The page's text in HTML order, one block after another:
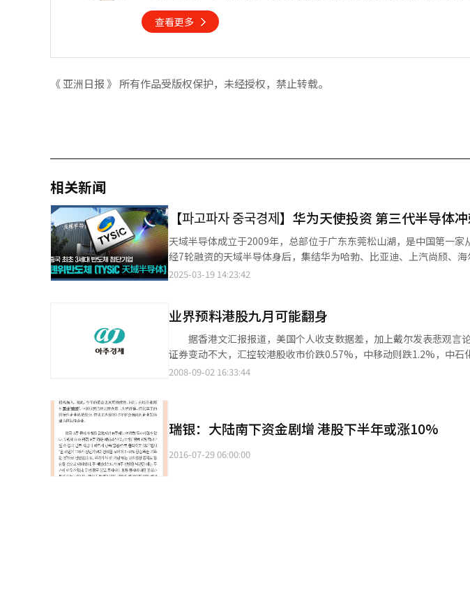
查看更多
《 亚洲日报 》 所有作品受版权保护，未经授权，禁止转载。
相关新闻
【파고파자 중국경제】华为天使投资 第三代
天域半导体成立于2009年，总部位于广东东莞松山湖，是中国第一
经7轮融资的天域半导体身后，集结华为哈勃、比亚迪、上汽尚颀、
地的政府基金。截止2024年11月，公司估值达到约152亿元。2024年
2025-03-19 14:23:42
业界预料港股九月可能翻身
据香港文汇报报道，美国个人收支数据差，加上戴尔发表悲观言
证券变动不大，汇控较港股收市价跌0.57%，中移动则跌1.2%，中石
敦沛金融研究部主管郭家耀认为，多家蓝筹股已相继公布业绩，表现
2008-09-02 16:33:44
瑞银：大陆南下资金剧增 港股下半年或涨10%
2016-07-29 06:00:00